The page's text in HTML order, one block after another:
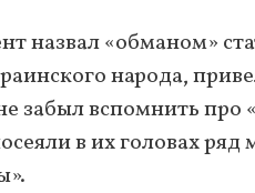
назвал «обманом»
народа,
забыл вспомнить про
в их головах